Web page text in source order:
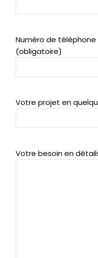
Numéro de téléphone
(obligatoire)
Votre projet en
Votre besoin en